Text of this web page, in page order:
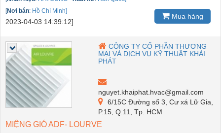
[Nơi bán: Hồ Chí Minh]
2023-04-03 14:39:12]
Mua hàng
CÔNG TY CỔ PHẦN THƯƠNG
MẠI VÀ DỊCH VỤ KỸ THUẬT KHẢI
PHÁT
nguyet.khaiphat.hvac@gmail.com
6/15C Đường số 3, Cư xá Lữ Gia,
P.15, Q.11, Tp. HCM
MIỆNG GIÓ ADF- LOURVE